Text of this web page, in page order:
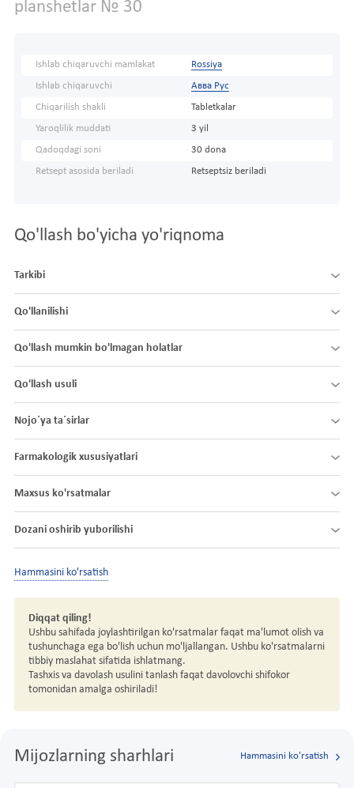
planshetlar № 30
Ishlab chiqaruvchi mamlakat Rossiya
Ishlab chiqaruvchi Авва Рус
Chiqarilish shakli Tabletkalar
Yaroqlilik muddati 3 yil
Qadoqdagi soni 30 dona
Retsept asosida beriladi Retseptsiz beriladi
Qo'llash bo'yicha yo'riqnoma
Tarkibi
Qo'llanilishi
Qo'llash mumkin bo'lmagan holatlar
Qo'llash usuli
Nojo´ya ta´sirlar
Farmakologik xususiyatlari
Maxsus ko'rsatmalar
Dozani oshirib yuborilishi
Hammasini ko'rsatish
Diqqat qiling!
Ushbu sahifada joylashtirilgan ko'rsatmalar faqat ma'lumot olish va
tushunchaga ega bo'lish uchun mo'ljallangan. Ushbu ko'rsatmalarni
tibbiy maslahat sifatida ishlatmang.
Tashxis va davolash usulini tanlash faqat davolovchi shifokor
tomonidan amalga oshiriladi!
Mijozlarning sharhlari Hammasini ko'rsatish